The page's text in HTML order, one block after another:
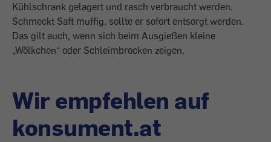
Kühlschrank gelagert und rasch verbraucht werden.
Schmeckt Saft muffig, sollte er sofort entsorgt werden.
Das gilt auch, wenn sich beim Ausgießen kleine
„Wölkchen“ oder Schleimbrocken zeigen.
Wir empfehlen auf
konsument.at